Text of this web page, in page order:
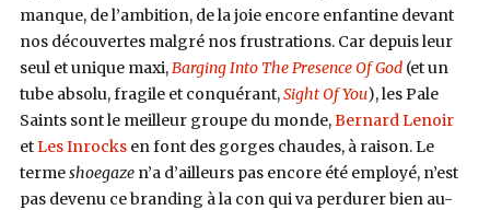
manque, de l’ambition, de la joie encore enfantine devant
nos découvertes malgré nos frustrations. Car depuis leur
seul et unique maxi,Barging Into The Presence Of God (et un
tube absolu, fragile et conquérant,Sight Of You), les Pale
Saints sont le meilleur groupe du monde,Bernard Lenoir
etLes Inrocksen font des gorges chaudes, à raison. Le
termeshoegaze n’a d’ailleurs pas encore été employé, n’est
pas devenu ce branding à la con qui va perdurer bien au-